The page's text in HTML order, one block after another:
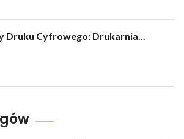
Druku Cyfrowego: Drukarnia...